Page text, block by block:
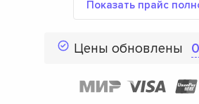
Показать прайс
Цены обновлены